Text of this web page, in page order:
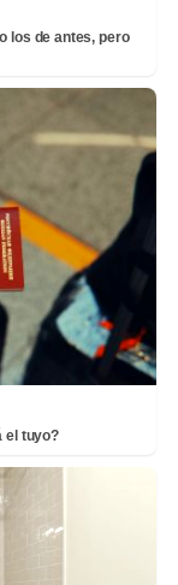
los de antes, pero
el tuyo?